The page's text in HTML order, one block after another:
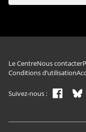
Navigation
Le CentreNous contacter
Conditions d’utilisation
Suivez-nous :